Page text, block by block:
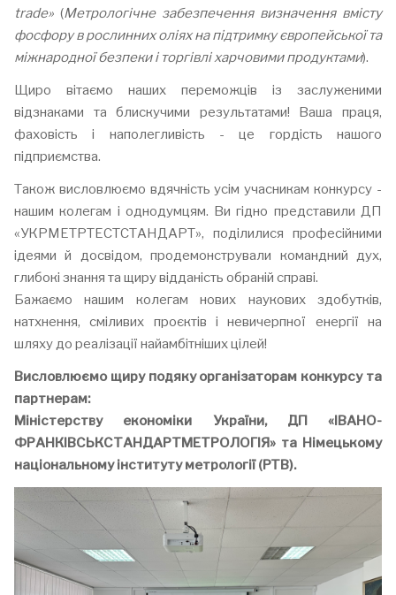
trade» (Метрологічне забезпечення визначення вмісту
фосфору в рослинних оліях на підтримку європейської та
міжнародної безпеки і торгівлі харчовими продуктами).
Щиро вітаємо наших переможців із заслуженими
відзнаками та блискучими результатами! Ваша праця,
фаховість і наполегливість - це гордість нашого
підприємства.
Також висловлюємо вдячність усім учасникам конкурсу -
нашим колегам і однодумцям. Ви гідно представили ДП
«УКРМЕТРТЕСТСТАНДАРТ», поділилися професійними
ідеями й досвідом, продемонстрували командний дух,
глибокі знання та щиру відданість обраній справі.
Бажаємо нашим колегам нових наукових здобутків,
натхнення, сміливих проєктів і невичерпної енергії на
шляху до реалізації найамбітніших цілей!
Висловлюємо щиру подяку організаторам конкурсу та
партнерам:
Міністерству економіки України, ДП «ІВАНО-
ФРАНКІВСЬКСТАНДАРТМЕТРОЛОГІЯ» та Німецькому
національному інституту метрології (PTB).